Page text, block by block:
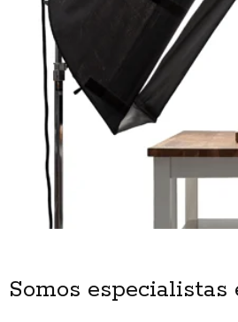
Somos